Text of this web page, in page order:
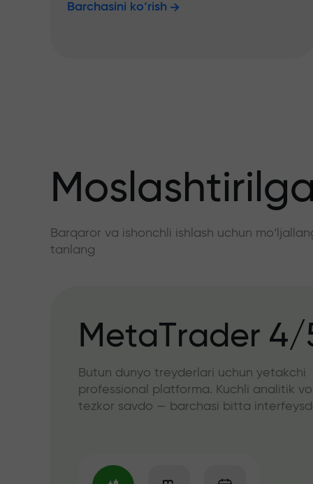
Barchasini ko‘rish
Barqaror va ishonchli ishlash uchun
tanlang
MetaTrader 4/
Butun dunyo treyderlari uchun yetakchi
professional platforma. Kuchli analitik
tezkor savdo — barchasi bitta